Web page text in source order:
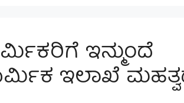
ಇನ್ಮುಂದೆ
ಇಲಾಖೆ